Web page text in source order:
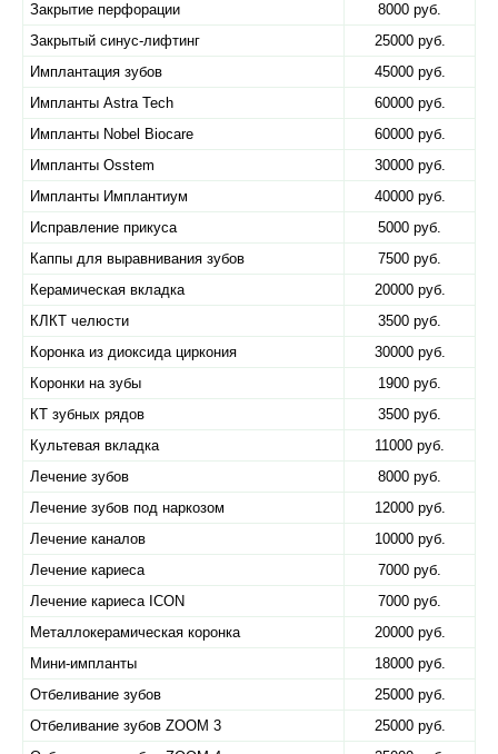
Закрытие перфорации
8000 руб.
Закрытый синус-лифтинг
25000 руб.
Имплантация зубов
45000 руб.
Импланты Astra Tech
60000 руб.
Импланты Nobel Biocare
60000 руб.
Импланты Osstem
30000 руб.
Импланты Имплантиум
40000 руб.
Исправление прикуса
5000 руб.
Каппы для выравнивания зубов
7500 руб.
Керамическая вкладка
20000 руб.
КЛКТ челюсти
3500 руб.
Коронка из диоксида циркония
30000 руб.
Коронки на зубы
1900 руб.
КТ зубных рядов
3500 руб.
Культевая вкладка
11000 руб.
Лечение зубов
8000 руб.
Лечение зубов под наркозом
12000 руб.
Лечение каналов
10000 руб.
Лечение кариеса
7000 руб.
Лечение кариеса ICON
7000 руб.
Металлокерамическая коронка
20000 руб.
Мини-импланты
18000 руб.
Отбеливание зубов
25000 руб.
Отбеливание зубов ZOOM 3
25000 руб.